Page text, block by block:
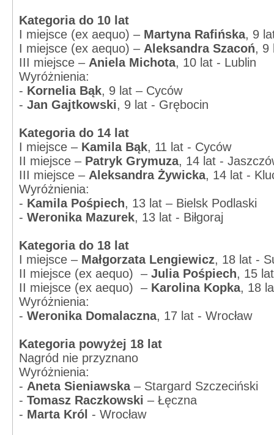
Kategoria do 10 lat
I miejsce (ex aequo) – Martyna Rafińska, 9
I miejsce (ex aequo) – Aleksandra Szacoń, 9
III miejsce – Aniela Michota, 10 lat - Lublin
Wyróżnienia:
- Kornelia Bąk, 9 lat – Cyców
- Jan Gajtkowski, 9 lat - Grębocin
Kategoria do 14 lat
I miejsce – Kamila Bąk, 11 lat - Cyców
II miejsce – Patryk Grymuza, 14 lat -
III miejsce – Aleksandra Żywicka, 14 lat -
Wyróżnienia:
- Kamila Pośpiech, 13 lat – Bielsk Podlaski
- Weronika Mazurek, 13 lat - Biłgoraj
Kategoria do 18 lat
I miejsce – Małgorzata Lengiewicz, 18 lat -
II miejsce (ex aequo) – Julia Pośpiech, 15
II miejsce (ex aequo) – Karolina Kopka, 18
Wyróżnienia:
- Weronika Domalaczna, 17 lat - Wrocław
Kategoria powyżej 18 lat
Nagród nie przyznano
Wyróżnienia:
- Aneta Sieniawska– Stargard Szczeciński
- Tomasz Raczkowski – Łęczna
- Marta Król - Wrocław